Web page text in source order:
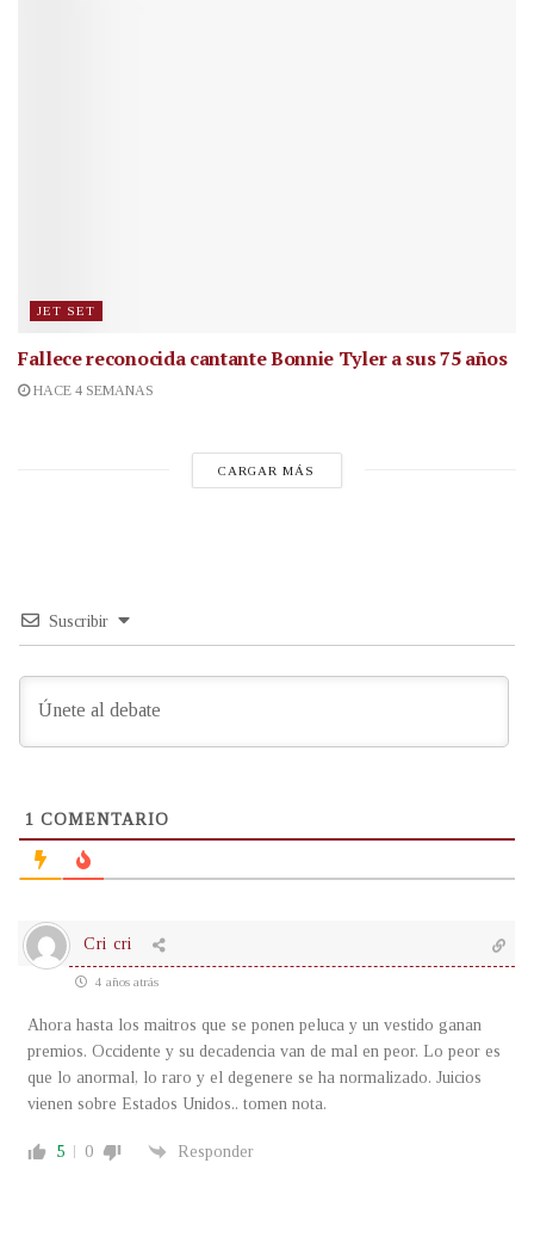
JET SET
Fallece reconocida cantanteBonnie Tyler a sus 75 años
HACE 4 SEMANAS
CARGAR MÁS
Suscribir
1 COMENTARIO
Cri cri
4 años atrás
Ahora hasta los maitros que se ponen peluca y un vestido ganan
premios. Occidente y su decadencia van de mal en peor. Lo peor es
que lo anormal, lo raro y el degenere se ha normalizado. Juicios
vienen sobre Estados Unidos.. tomen nota.
5 0 Responder